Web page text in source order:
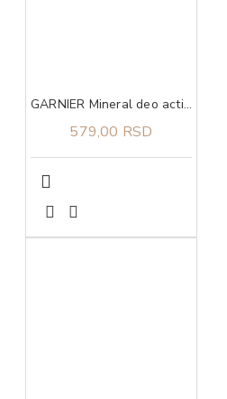
GARNIER Mineral deo action control thermic 72h sprej 150 ml
579,00 RSD